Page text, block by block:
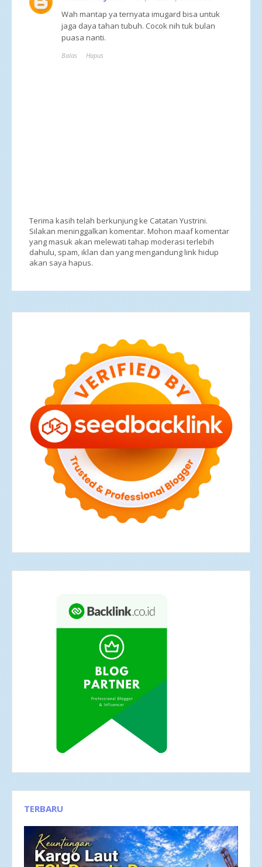
Wah mantap ya ternyata imugard bisa untuk
jaga daya tahan tubuh. Cocok nih tuk bulan
puasa nanti.
Balas Hapus
Terima kasih telah berkunjung ke Catatan Yustrini.
Silakan meninggalkan komentar. Mohon maaf komentar
yang masuk akan melewati tahap moderasi terlebih
dahulu, spam, iklan dan yang mengandung link hidup
akan saya hapus.
TERBARU